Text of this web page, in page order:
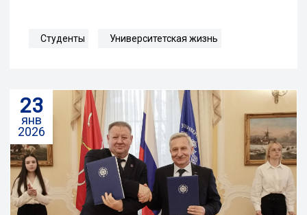
Студенты Университетская жизнь
23
янв
2026